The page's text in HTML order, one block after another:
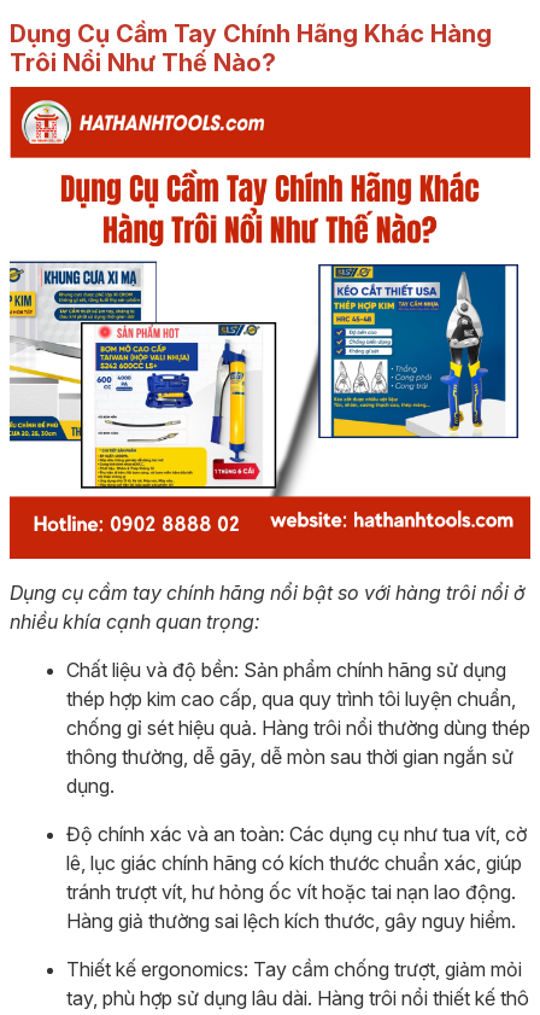
Dụng Cụ Cầm Tay Chính Hãng Khác Hàng
Trôi Nổi Như Thế Nào?
Dụng cụ cầm tay chính hãng nổi bật so với hàng trôi nổi ở
nhiều khía cạnh quan trọng:
Chất liệu và độ bền: Sản phẩm chính hãng sử dụng
thép hợp kim cao cấp, qua quy trình tôi luyện chuẩn,
chống gỉ sét hiệu quả. Hàng trôi nổi thường dùng thép
thông thường, dễ gãy, dễ mòn sau thời gian ngắn sử
dụng.
Độ chính xác và an toàn: Các dụng cụ như tua vít, cờ
lê, lục giác chính hãng có kích thước chuẩn xác, giúp
tránh trượt vít, hư hỏng ốc vít hoặc tai nạn lao động.
Hàng giả thường sai lệch kích thước, gây nguy hiểm.
Thiết kế ergonomics: Tay cầm chống trượt, giảm mỏi
tay, phù hợp sử dụng lâu dài. Hàng trôi nổi thiết kế thô